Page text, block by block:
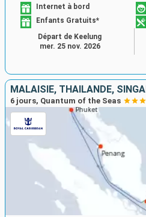
Internet à bord
Enfants Gratuits*
Départ de Keelung
mer. 25 nov. 2026
MALAISIE, THAÏLANDE,
6 jours, Quantum of the Seas